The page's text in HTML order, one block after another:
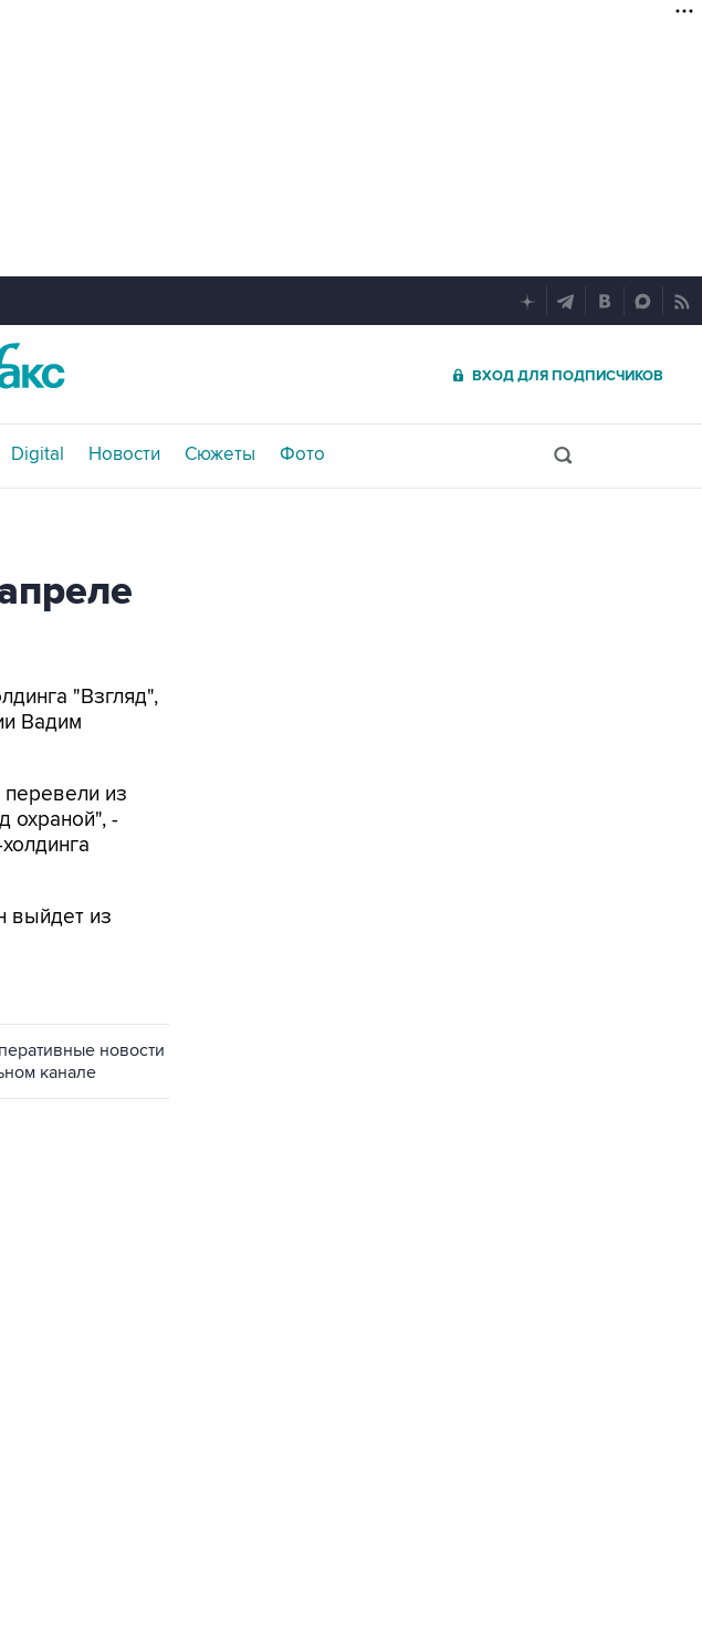
ВХОД ДЛЯ ПОДПИСЧИКОВ
Digital Новости Сюжеты Фото
"Взгляд",
Вадим
перевели из
охраной", -
выйдет из
новости
канале